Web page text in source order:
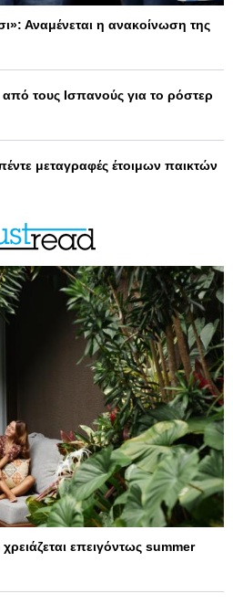
Αναμένεται η ανακοίνωση της
τους Ισπανούς για το ρόστερ
μεταγραφές έτοιμων παικτών
επειγόντως summer